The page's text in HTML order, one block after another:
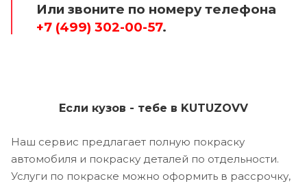
Или звоните по номеру телефона
+7 (499) 302-00-57.
Если кузов - тебе в KUTUZOVV
Наш сервис предлагает полную покраску
автомобиля и покраску деталей по отдельности.
Услуги по покраске можно оформить в рассрочку,